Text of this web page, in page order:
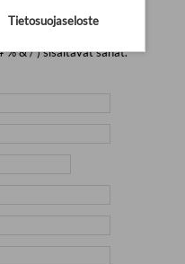
% & / ) sisältävät sanat.
Tietosuojaseloste